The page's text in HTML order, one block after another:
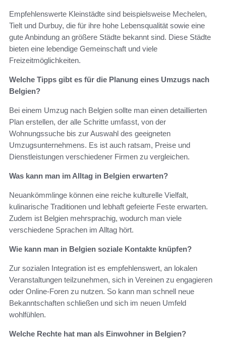
Empfehlenswerte Kleinstädte sind beispielsweise Mechelen,
Tielt und Durbuy, die für ihre hohe Lebensqualität sowie eine
gute Anbindung an größere Städte bekannt sind. Diese Städte
bieten eine lebendige Gemeinschaft und viele
Freizeitmöglichkeiten.
Welche Tipps gibt es für die Planung eines Umzugs nach
Belgien?
Bei einem Umzug nach Belgien sollte man einen detaillierten
Plan erstellen, der alle Schritte umfasst, von der
Wohnungssuche bis zur Auswahl des geeigneten
Umzugsunternehmens. Es ist auch ratsam, Preise und
Dienstleistungen verschiedener Firmen zu vergleichen.
Was kann man im Alltag in Belgien erwarten?
Neuankömmlinge können eine reiche kulturelle Vielfalt,
kulinarische Traditionen und lebhaft gefeierte Feste erwarten.
Zudem ist Belgien mehrsprachig, wodurch man viele
verschiedene Sprachen im Alltag hört.
Wie kann man in Belgien soziale Kontakte knüpfen?
Zur sozialen Integration ist es empfehlenswert, an lokalen
Veranstaltungen teilzunehmen, sich in Vereinen zu engagieren
oder Online-Foren zu nutzen. So kann man schnell neue
Bekanntschaften schließen und sich im neuen Umfeld
wohlfühlen.
Welche Rechte hat man als Einwohner in Belgien?